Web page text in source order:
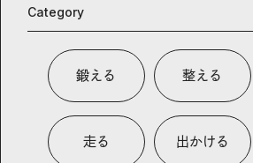
Category
鍛える 整える
走る 出かける